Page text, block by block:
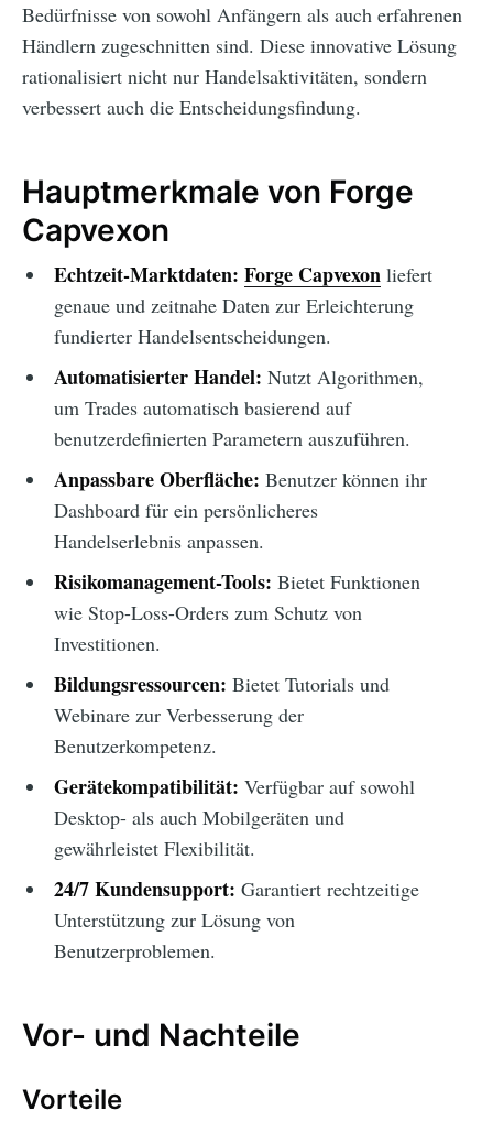
Bedürfnisse von sowohl Anfängern als auch erfahrenen
Händlern zugeschnitten sind. Diese innovative Lösung
rationalisiert nicht nur Handelsaktivitäten, sondern
verbessert auch die Entscheidungsfindung.
Hauptmerkmale von Forge
Capvexon
Echtzeit-Marktdaten: Forge Capvexonliefert
genaue und zeitnahe Daten zur Erleichterung
fundierter Handelsentscheidungen.
Automatisierter Handel: Nutzt Algorithmen,
um Trades automatisch basierend auf
benutzerdefinierten Parametern auszuführen.
Anpassbare Oberfläche: Benutzer können ihr
Dashboard für ein persönlicheres
Handelserlebnis anpassen.
Risikomanagement-Tools: Bietet Funktionen
wie Stop-Loss-Orders zum Schutz von
Investitionen.
Bildungsressourcen: Bietet Tutorials und
Webinare zur Verbesserung der
Benutzerkompetenz.
Gerätekompatibilität: Verfügbar auf sowohl
Desktop- als auch Mobilgeräten und
gewährleistet Flexibilität.
24/7 Kundensupport: Garantiert rechtzeitige
Unterstützung zur Lösung von
Benutzerproblemen.
Vor- und Nachteile
Vorteile